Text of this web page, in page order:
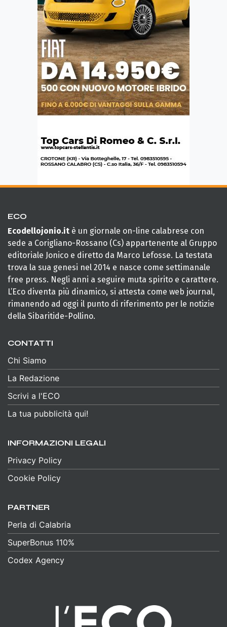
ECO
Ecodellojonio.it è un giornale on-line calabrese con
sede a Corigliano-Rossano (Cs) appartenente al Gruppo
editoriale Jonico e diretto da Marco Lefosse. La testata
trova la sua genesi nel 2014 e nasce come settimanale
free press. Negli anni a seguire muta spirito e carattere.
L’Eco diventa più dinamico, si attesta come web journal,
rimanendo ad oggi il punto di riferimento per le notizie
della Sibaritide-Pollino.
CONTATTI
Chi Siamo
La Redazione
Scrivi a l'ECO
La tua pubblicità qui!
INFORMAZIONI LEGALI
Privacy Policy
Cookie Policy
PARTNER
Perla di Calabria
SuperBonus 110%
Codex Agency